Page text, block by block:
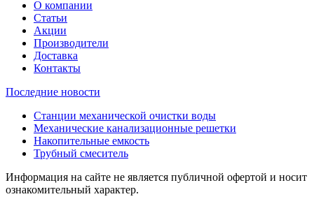
О компании
Статьи
Акции
Производители
Доставка
Контакты
Последние новости
Станции механической очистки воды
Механические канализационные решетки
Накопительные емкость
Трубный смеситель
Информация на сайте не является публичной офертой и носит
ознакомительный характер.